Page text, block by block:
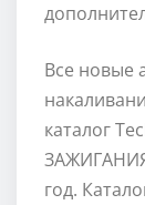
Все новые
каталог
год.